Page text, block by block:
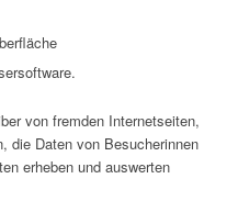
von fremden Internetseiten,
die Daten von Besucherinnen
erheben und auswerten